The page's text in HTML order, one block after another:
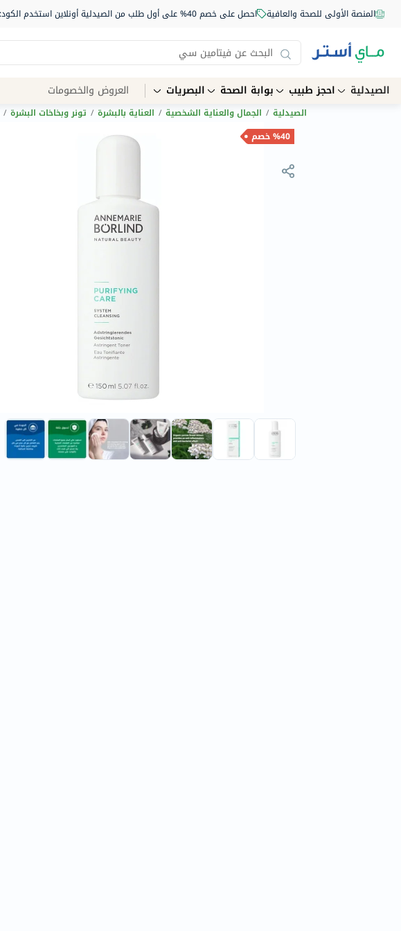
المنصة الأولى للصحة والعافية احصل على خصم 40% على أول طلب من الصيدلية أونلاين استخدم الكود: NEW40
الصيدلية احجز طبيب بوابة الصحة البصريات العروض والخصومات
الصيدلية / الجمال والعناية الشخصية / العناية بالبشرة / تونر وبخاخات البشرة /
%40 خصم